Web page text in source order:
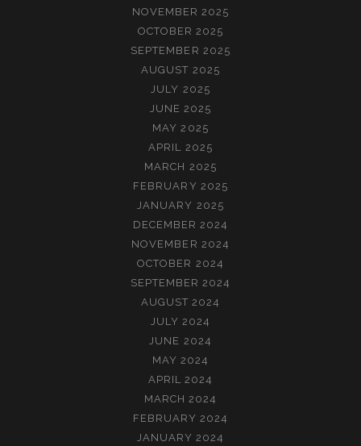
NOVEMBER 2025
OCTOBER 2025
SEPTEMBER 2025
AUGUST 2025
JULY 2025
JUNE 2025
MAY 2025
APRIL 2025
MARCH 2025
FEBRUARY 2025
JANUARY 2025
DECEMBER 2024
NOVEMBER 2024
OCTOBER 2024
SEPTEMBER 2024
AUGUST 2024
JULY 2024
JUNE 2024
MAY 2024
APRIL 2024
MARCH 2024
FEBRUARY 2024
JANUARY 2024